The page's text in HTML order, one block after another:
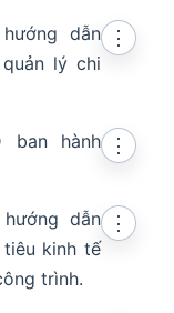
dẫn
lý chi
⋮
ban hành
⋮
dẫn
kinh tế
trình.
⋮